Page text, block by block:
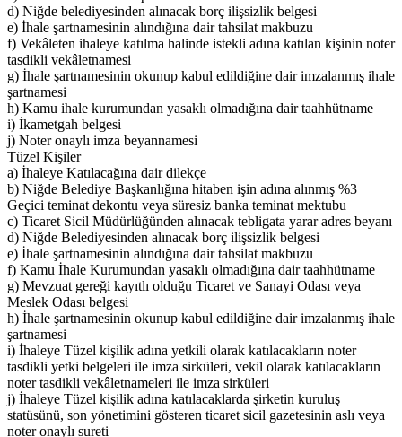
d) Niğde belediyesinden alınacak borç ilişsizlik belgesi
e) İhale şartnamesinin alındığına dair tahsilat makbuzu
f) Vekâleten ihaleye katılma halinde istekli adına katılan kişinin noter
tasdikli vekâletnamesi
g) İhale şartnamesinin okunup kabul edildiğine dair imzalanmış ihale
şartnamesi
h) Kamu ihale kurumundan yasaklı olmadığına dair taahhütname
i) İkametgah belgesi
j) Noter onaylı imza beyannamesi
Tüzel Kişiler
a) İhaleye Katılacağına dair dilekçe
b) Niğde Belediye Başkanlığına hitaben işin adına alınmış %3
Geçici teminat dekontu veya süresiz banka teminat mektubu
c) Ticaret Sicil Müdürlüğünden alınacak tebligata yarar adres beyanı
d) Niğde Belediyesinden alınacak borç ilişsizlik belgesi
e) İhale şartnamesinin alındığına dair tahsilat makbuzu
f) Kamu İhale Kurumundan yasaklı olmadığına dair taahhütname
g) Mevzuat gereği kayıtlı olduğu Ticaret ve Sanayi Odası veya
Meslek Odası belgesi
h) İhale şartnamesinin okunup kabul edildiğine dair imzalanmış ihale
şartnamesi
i) İhaleye Tüzel kişilik adına yetkili olarak katılacakların noter
tasdikli yetki belgeleri ile imza sirküleri, vekil olarak katılacakların
noter tasdikli vekâletnameleri ile imza sirküleri
j) İhaleye Tüzel kişilik adına katılacaklarda şirketin kuruluş
statüsünü, son yönetimini gösteren ticaret sicil gazetesinin aslı veya
noter onaylı sureti